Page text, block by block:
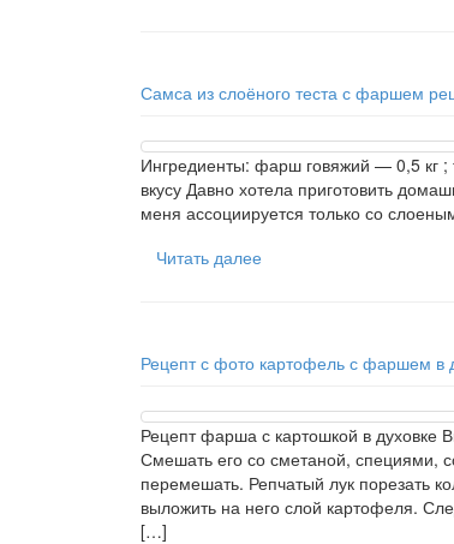
Самса из слоёного теста с фаршем
Ингредиенты: фарш говяжий — 0,5 кг ;
вкусу Давно хотела приготовить
меня ассоциируется только со
Читать далее
Рецепт с фото картофель с фаршем в
Рецепт фарша с картошкой в духовке
Смешать его со сметаной, специями,
перемешать. Репчатый лук порезать
выложить на него слой картофеля.
[…]